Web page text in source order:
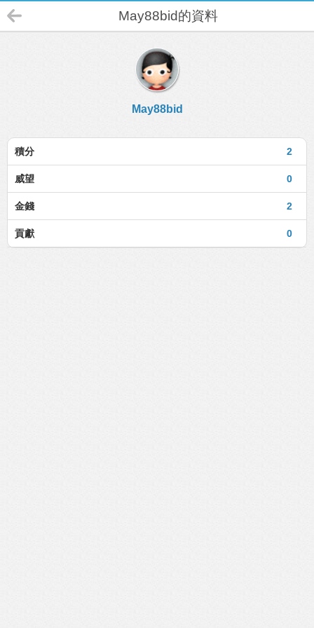
May88bid的資料
May88bid
2
積分
0
威望
2
金錢
0
貢獻